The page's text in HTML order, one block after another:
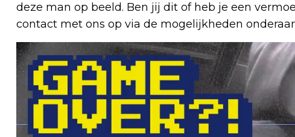
deze man op beeld. Ben jij dit of heb je een
contact met ons op via de mogelijkheden